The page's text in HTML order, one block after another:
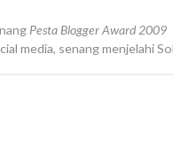
Pesta Blogger Award 2009
media, senang menjelahi